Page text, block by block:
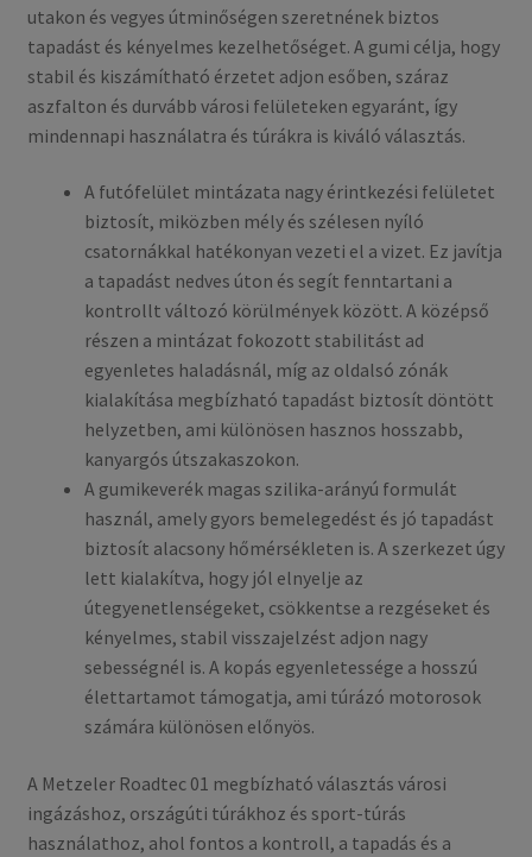
utakon és vegyes útminőségen szeretnének biztos
tapadást és kényelmes kezelhetőséget. A gumi célja, hogy
stabil és kiszámítható érzetet adjon esőben, száraz
aszfalton és durvább városi felületeken egyaránt, így
mindennapi használatra és túrákra is kiváló választás.
A futófelület mintázata nagy érintkezési felületet
biztosít, miközben mély és szélesen nyíló
csatornákkal hatékonyan vezeti el a vizet. Ez javítja
a tapadást nedves úton és segít fenntartani a
kontrollt változó körülmények között. A középső
részen a mintázat fokozott stabilitást ad
egyenletes haladásnál, míg az oldalsó zónák
kialakítása megbízható tapadást biztosít döntött
helyzetben, ami különösen hasznos hosszabb,
kanyargós útszakaszokon.
A gumikeverék magas szilika-arányú formulát
használ, amely gyors bemelegedést és jó tapadást
biztosít alacsony hőmérsékleten is. A szerkezet úgy
lett kialakítva, hogy jól elnyelje az
útegyenetlenségeket, csökkentse a rezgéseket és
kényelmes, stabil visszajelzést adjon nagy
sebességnél is. A kopás egyenletessége a hosszú
élettartamot támogatja, ami túrázó motorosok
számára különösen előnyös.
A Metzeler Roadtec 01 megbízható választás városi
ingázáshoz, országúti túrákhoz és sport-túrás
használathoz, ahol fontos a kontroll, a tapadás és a